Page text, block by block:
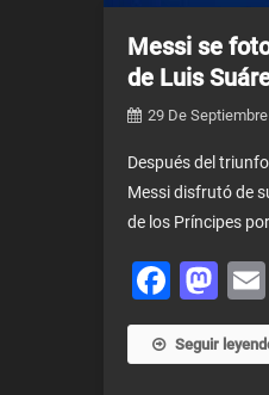
Messi se
de Luis
29 De
Después del
Messi disfrutó de
de los Príncipes
Seguir